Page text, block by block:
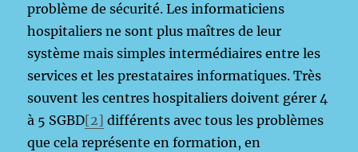
problème de sécurité. Les informaticiens
hospitaliers ne sont plus maîtres de leur
système mais simples intermédiaires entre les
services et les prestataires informatiques. Très
souvent les centres hospitaliers doivent gérer 4
à 5 SGBD[2] différents avec tous les problèmes
que cela représente en formation, en